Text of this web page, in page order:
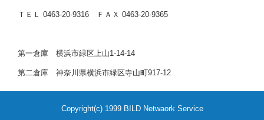
ＴＥＬ 0463-20-9316 ＦＡＸ 0463-20-9365
第一倉庫 横浜市緑区上山1-14-14
第二倉庫 神奈川県横浜市緑区寺山町917-12
Copyright(c) 1999 BILD Netwaork Service